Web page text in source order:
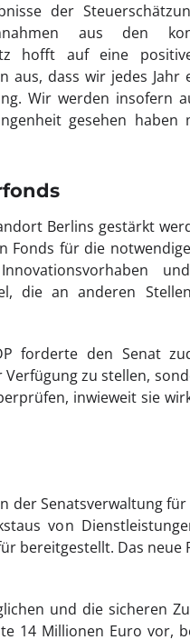
der
aus den
hofft auf eine
aus, dass wir jedes
Wir werden insofern
gesehen
Berlins gestärkt
Fonds für die
die an anderen
forderte den Senat
zu stellen,
inwieweit sie
der Senatsverwaltung
von
bereitgestellt. Das neue
und die sicheren
14 Millionen Euro vor,